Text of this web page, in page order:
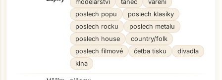
modelářství tanec
vaření
poslech popu
poslech klasiky
poslech rocku
poslech metalu
poslech house
country/folk
poslech filmové
četba tisku
divadla
kina